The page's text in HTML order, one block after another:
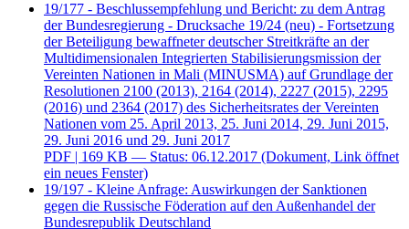
19/177 - Beschlussempfehlung und Bericht: zu dem Antrag
der Bundesregierung - Drucksache 19/24 (neu) - Fortsetzung
der Beteiligung bewaffneter deutscher Streitkräfte an der
Multidimensionalen Integrierten Stabilisierungsmission der
Vereinten Nationen in Mali (MINUSMA) auf Grundlage der
Resolutionen 2100 (2013), 2164 (2014), 2227 (2015), 2295
(2016) und 2364 (2017) des Sicherheitsrates der Vereinten
Nationen vom 25. April 2013, 25. Juni 2014, 29. Juni 2015,
29. Juni 2016 und 29. Juni 2017
PDF | 169 KB — Status: 06.12.2017 (Dokument, Link öffnet
ein neues Fenster)
19/197 - Kleine Anfrage: Auswirkungen der Sanktionen
gegen die Russische Föderation auf den Außenhandel der
Bundesrepublik Deutschland